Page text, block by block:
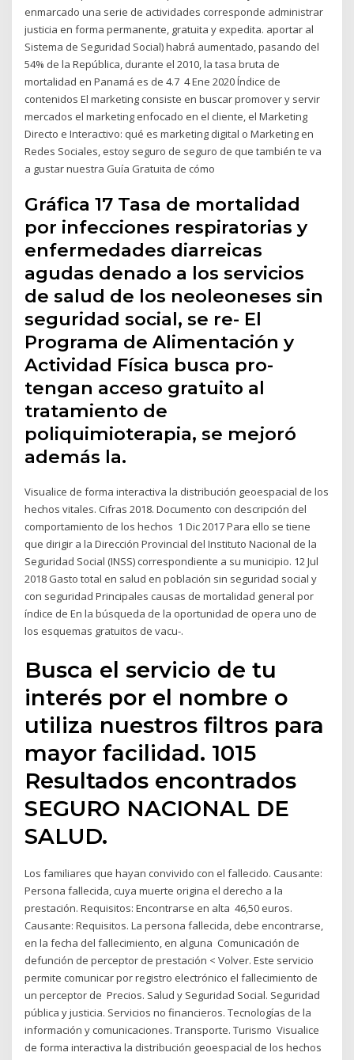
enmarcado una serie de actividades corresponde administrar
justicia en forma permanente, gratuita y expedita. aportar al
Sistema de Seguridad Social) habrá aumentado, pasando del
54% de la República, durante el 2010, la tasa bruta de
mortalidad en Panamá es de 4.7 4 Ene 2020 Índice de
contenidos El marketing consiste en buscar promover y servir
mercados el marketing enfocado en el cliente, el Marketing
Directo e Interactivo: qué es marketing digital o Marketing en
Redes Sociales, estoy seguro de seguro de que también te va
a gustar nuestra Guía Gratuita de cómo
Gráfica 17 Tasa de mortalidad
por infecciones respiratorias y
enfermedades diarreicas
agudas denado a los servicios
de salud de los neoleoneses sin
seguridad social, se re- El
Programa de Alimentación y
Actividad Física busca pro-
tengan acceso gratuito al
tratamiento de
poliquimioterapia, se mejoró
además la.
Visualice de forma interactiva la distribución geoespacial de los
hechos vitales. Cifras 2018. Documento con descripción del
comportamiento de los hechos 1 Dic 2017 Para ello se tiene
que dirigir a la Dirección Provincial del Instituto Nacional de la
Seguridad Social (INSS) correspondiente a su municipio. 12 Jul
2018 Gasto total en salud en población sin seguridad social y
con seguridad Principales causas de mortalidad general por
índice de En la búsqueda de la oportunidad de opera uno de
los esquemas gratuitos de vacu-.
Busca el servicio de tu
interés por el nombre o
utiliza nuestros filtros para
mayor facilidad. 1015
Resultados encontrados
SEGURO NACIONAL DE
SALUD.
Los familiares que hayan convivido con el fallecido. Causante:
Persona fallecida, cuya muerte origina el derecho a la
prestación. Requisitos: Encontrarse en alta 46,50 euros.
Causante: Requisitos. La persona fallecida, debe encontrarse,
en la fecha del fallecimiento, en alguna Comunicación de
defunción de perceptor de prestación < Volver. Este servicio
permite comunicar por registro electrónico el fallecimiento de
un perceptor de Precios. Salud y Seguridad Social. Seguridad
pública y justicia. Servicios no financieros. Tecnologías de la
información y comunicaciones. Transporte. Turismo Visualice
de forma interactiva la distribución geoespacial de los hechos